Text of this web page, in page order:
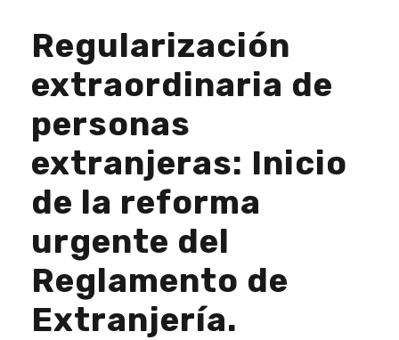
Regularización
extraordinaria de
personas
extranjeras: Inicio
de la reforma
urgente del
Reglamento de
Extranjería.